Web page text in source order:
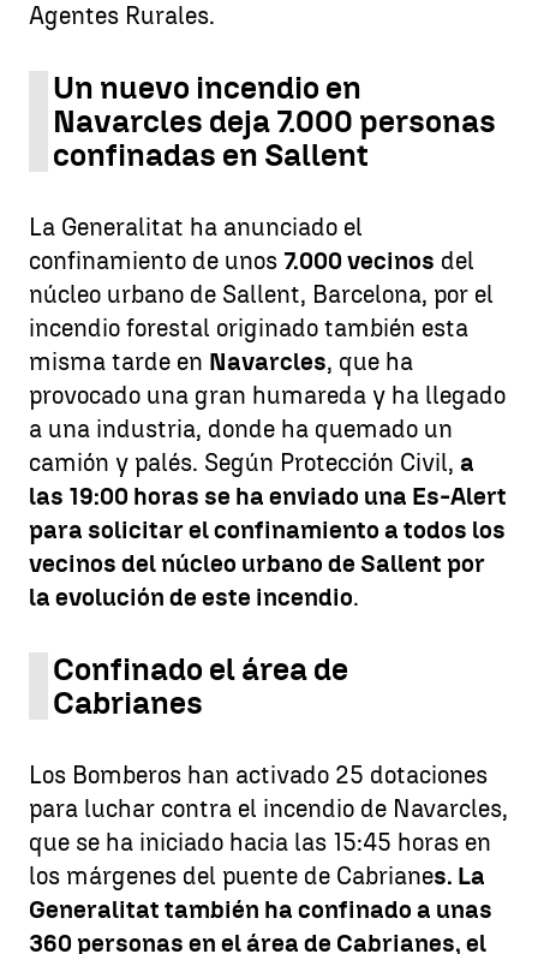
Agentes Rurales.
Un nuevo incendio en
Navarcles deja 7.000 personas
confinadas en Sallent
La Generalitat ha anunciado el
confinamiento de unos 7.000 vecinos del
núcleo urbano de Sallent, Barcelona, por el
incendio forestal originado también esta
misma tarde en Navarcles, que ha
provocado una gran humareda y ha llegado
a una industria, donde ha quemado un
camión y palés. Según Protección Civil, a
las 19:00 horas se ha enviado una Es-Alert
para solicitar el confinamiento a todos los
vecinos del núcleo urbano de Sallent por
la evolución de este incendio.
Confinado el área de
Cabrianes
Los Bomberos han activado 25 dotaciones
para luchar contra el incendio de Navarcles,
que se ha iniciado hacia las 15:45 horas en
los márgenes del puente de Cabrianes. La
Generalitat también ha confinado a unas
360 personas en el área de Cabrianes, el